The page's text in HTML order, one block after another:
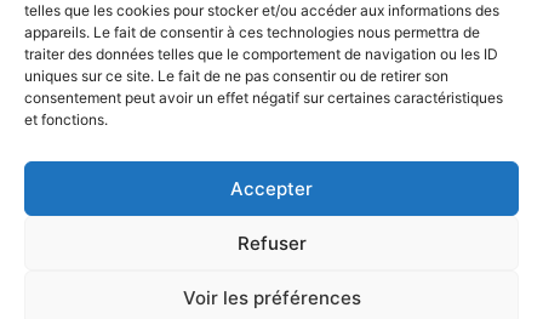
telles que les cookies pour stocker et/ou accéder aux informations des
appareils. Le fait de consentir à ces technologies nous permettra de
traiter des données telles que le comportement de navigation ou les ID
uniques sur ce site. Le fait de ne pas consentir ou de retirer son
consentement peut avoir un effet négatif sur certaines caractéristiques
et fonctions.
Accepter
Refuser
Voir les préférences
INSTAGRAM @ACPA_ANCENIS